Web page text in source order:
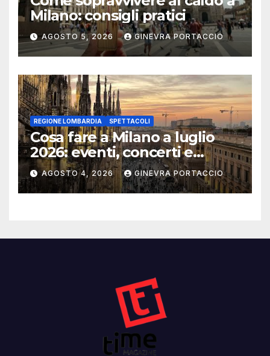
Milano: consigli pratici
AGOSTO 5, 2026 GINEVRA PORTACCIO
REGIONE LOMBARDIA SPETTACOLI
Cosa fare a Milano a luglio
2026: eventi, concerti e
mostre
AGOSTO 4, 2026 GINEVRA PORTACCIO